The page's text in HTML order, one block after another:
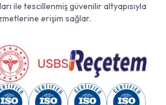
ile tescillenmiş güvenilir altyapısıyla
erişim sağlar.